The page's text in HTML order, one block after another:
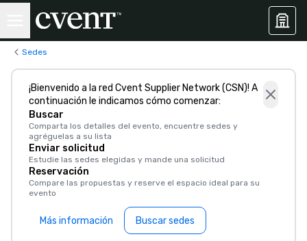
Sedes
¡Bienvenido a la red Cvent Supplier Network (CSN)! A
continuación le indicamos cómo comenzar:
Buscar
Comparta los detalles del evento, encuentre sedes y
agréguelas a su lista
Enviar solicitud
Estudie las sedes elegidas y mande una solicitud
Reservación
Compare las propuestas y reserve el espacio ideal para su
evento
Más información Buscar sedes